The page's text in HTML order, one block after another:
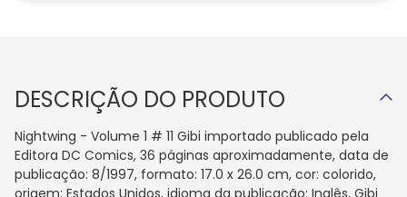
DESCRIÇÃO DO PRODUTO
Nightwing - Volume 1 # 11 Gibi importado publicado pela
Editora DC Comics, 36 páginas aproximadamente, data de
publicação: 8/1997, formato: 17.0 x 26.0 cm, cor: colorido,